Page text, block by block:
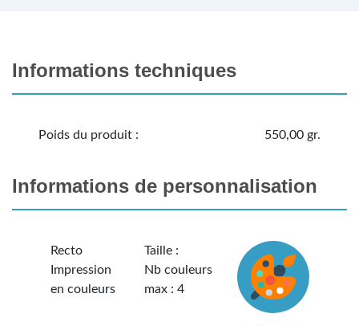
Informations techniques
Poids du produit : 550,00 gr.
Informations de personnalisation
Recto
Impression
en couleurs
Taille :
Nb couleurs
max : 4